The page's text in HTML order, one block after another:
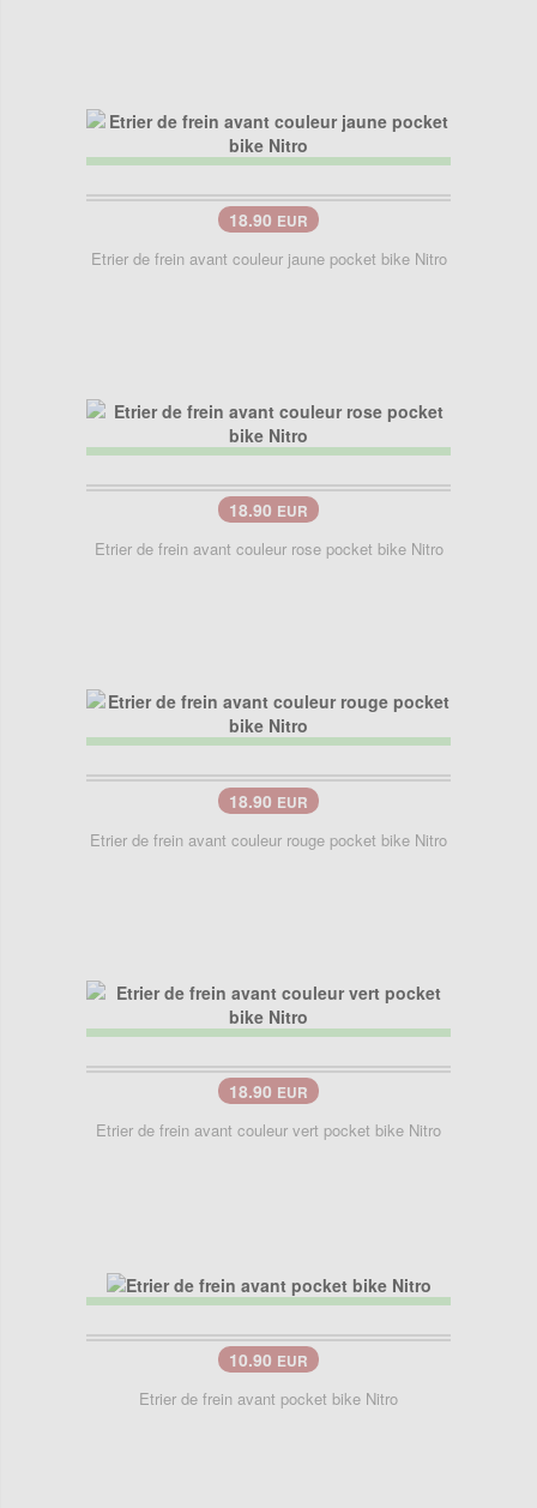
18.90 EUR
Etrier de frein avant couleur jaune pocket bike Nitro
18.90 EUR
Etrier de frein avant couleur rose pocket bike Nitro
18.90 EUR
Etrier de frein avant couleur rouge pocket bike Nitro
18.90 EUR
Etrier de frein avant couleur vert pocket bike Nitro
10.90 EUR
Etrier de frein avant pocket bike Nitro